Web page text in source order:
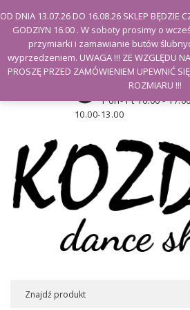
Witamy na stronie
Moje konto
Godziny otwarcia
Pon- Pt 10.00 -
10.00-13.00
OD DNIA 13.07.26 DO 16.08.26 SKLEP BĘDZIE
GODZIYN 16.00 . W soboty prosimy o
przymiarki i zamawianie butów
wyprzedzeniem. UWAGA !!! ZE WZGLĘDU
PROSZĘ PRZED ZAMÓWIENIEM UPEWNIĆ
ROZMIARU !!!